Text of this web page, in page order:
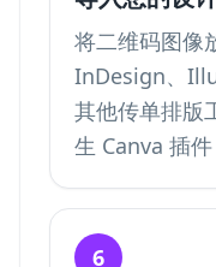
将二维码图像
InDesign、
其他传单排版
生 Canva 插件
6